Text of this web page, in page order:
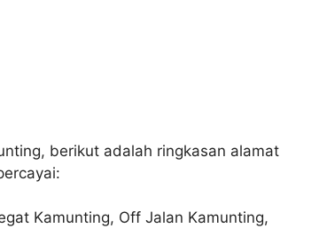
berikut adalah ringkasan alamat
Kamunting, Off Jalan Kamunting,